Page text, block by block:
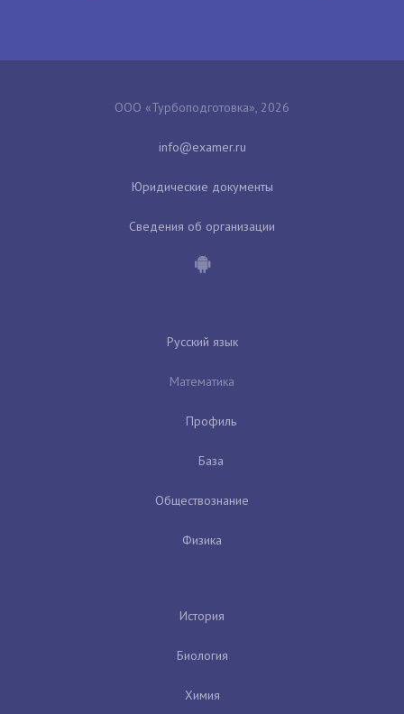
ООО «Турбоподготовка», 2026
Юридические документы
Сведения об организации
Русский язык
Математика
Профиль
База
Обществознание
Физика
История
Биология
Химия